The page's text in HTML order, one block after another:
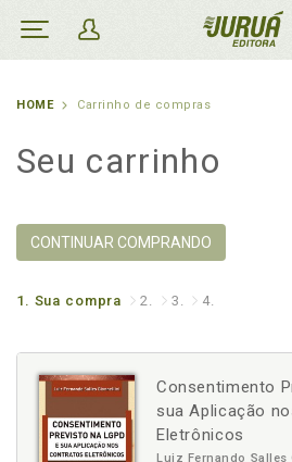
HOME Carrinho de compras
Seu carrinho
CONTINUAR COMPRANDO
1. Sua compra 2. 3. 4.
Consentimento
sua Aplicação
Eletrônicos
Luiz Fernando Salles